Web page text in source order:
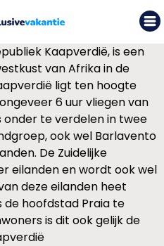
Kaapverdië, is een
van Afrika in de
ligt ten hoogte
6 uur vliegen van
onder te verdelen in twee
ook wel Barlavento
De Zuidelijke
eilanden en wordt ook wel
deze eilanden heet
de hoofdstad Praia te
is dit ook gelijk de